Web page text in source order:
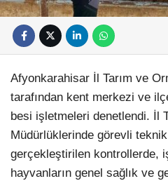
Afyonkarahisar İl Tarım ve
tarafından kent merkezi ve
besi işletmeleri denetlendi. İl
Müdürlüklerinde görevli
gerçekleştirilen kontrollerde,
hayvanların genel sağlık ve